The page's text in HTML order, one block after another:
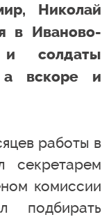
Николай
в Иваново-
и солдаты
а вскоре и
работы в
секретарем
комиссии
подбирать